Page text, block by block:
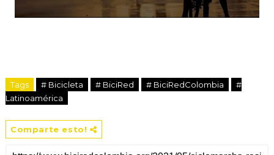
Tags # Bicicleta # BiciRed # BiciRedColombia
#
Latinoamérica
Comparte esto!